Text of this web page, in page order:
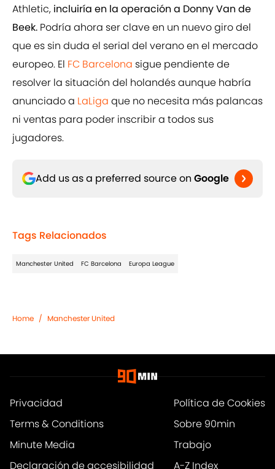
Athletic, incluiría en la operación a Donny Van de
Beek. Podría ahora ser clave en un nuevo giro del
que es sin duda el serial del verano en el mercado
europeo. El FC Barcelona sigue pendiente de
resolver la situación del holandés aunque habría
anunciado a LaLiga que no necesita más palancas
ni ventas para poder inscribir a todos sus
jugadores.
Add us as a preferred source on Google
Tags Relacionados
Manchester United FC Barcelona Europa League
Home / Manchester United
Privacidad
Política de Cookies
Terms & Conditions
Sobre 90min
Minute Media
Trabajo
Declaración de accesibilidad
A-Z Index